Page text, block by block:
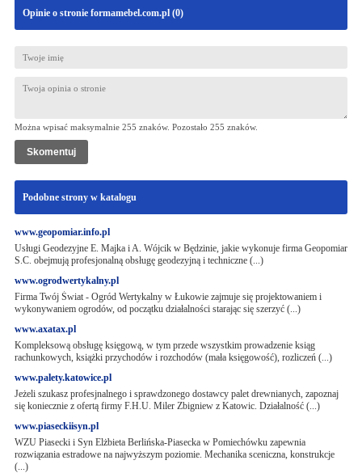
Opinie o stronie formamebel.com.pl (0)
Można wpisać maksymalnie 255 znaków. Pozostało 255 znaków.
Podobne strony w katalogu
www.geopomiar.info.pl
Usługi Geodezyjne E. Majka i A. Wójcik w Będzinie, jakie wykonuje firma Geopomiar
S.C. obejmują profesjonalną obsługę geodezyjną i techniczne (...)
www.ogrodwertykalny.pl
Firma Twój Świat - Ogród Wertykalny w Łukowie zajmuje się projektowaniem i
wykonywaniem ogrodów, od początku działalności starając się szerzyć (...)
www.axatax.pl
Kompleksową obsługę księgową, w tym przede wszystkim prowadzenie ksiąg
rachunkowych, książki przychodów i rozchodów (mała księgowość), rozliczeń (...)
www.palety.katowice.pl
Jeżeli szukasz profesjnalnego i sprawdzonego dostawcy palet drewnianych, zapoznaj
się koniecznie z ofertą firmy F.H.U. Miler Zbigniew z Katowic. Działalność (...)
www.piaseckiisyn.pl
WZU Piasecki i Syn Elżbieta Berlińska-Piasecka w Pomiechówku zapewnia
rozwiązania estradowe na najwyższym poziomie. Mechanika sceniczna, konstrukcje
(...)